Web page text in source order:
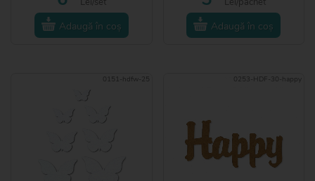
Adaugă în coș Adaugă în coș
0151-hdfw-25 0253-HDF-30-happy